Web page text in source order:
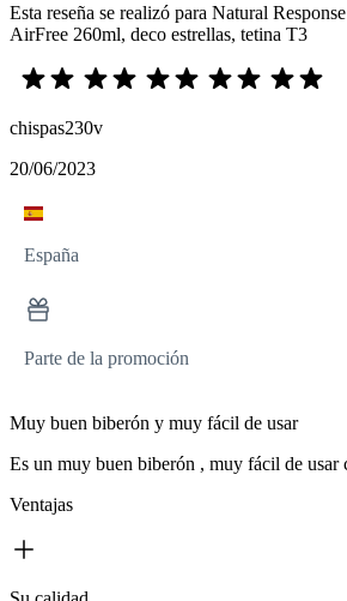
Esta reseña se realizó para Natural
AirFree 260ml, deco estrellas, tetina T3
chispas230v
20/06/2023
España
Parte de la promoción
Muy buen biberón y muy fácil de usar
Es un muy buen biberón , muy fácil de usar
Ventajas